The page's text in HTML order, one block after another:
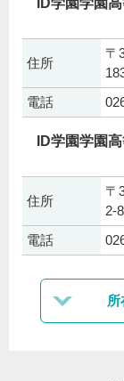
住所
〒
電話
ID学園学園
住所
〒
2-8
電話
所